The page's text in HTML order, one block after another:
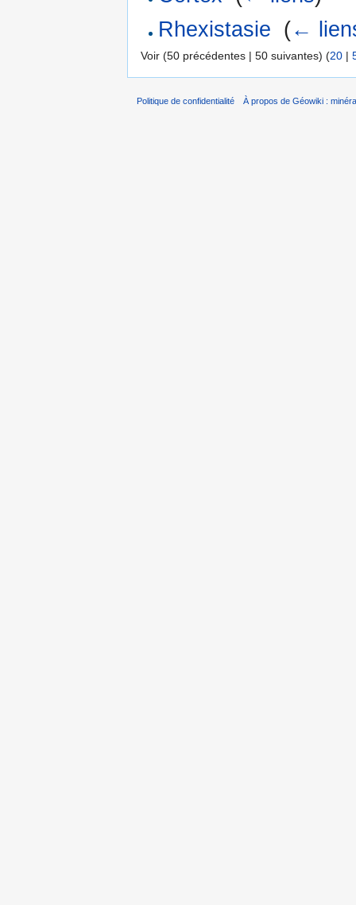
Rhexistasie (←
Voir (50 précédentes | 50 suivantes) (20 |
Politique de confidentialité À propos de Géowiki :